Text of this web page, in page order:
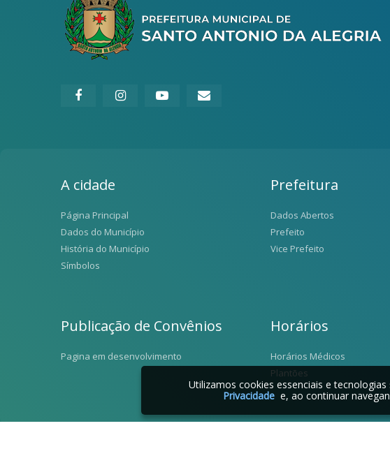
A cidade
Página Principal
Dados do Município
História do Município
Símbolos
Prefeitura
Dados Abertos
Prefeito
Vice Prefeito
Publicação de Convênios
Pagina em desenvolvimento
Horários
Horários Médicos
Plantões
Utilizamos cookies essenciais e
Privacidade e, ao continuar